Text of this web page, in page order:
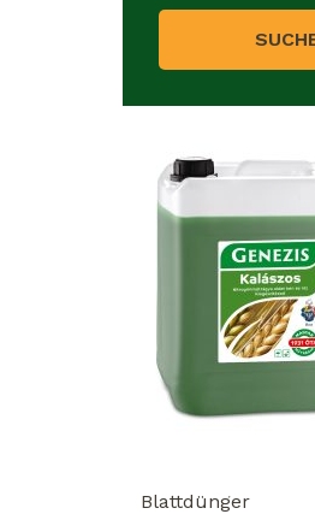
Blattdünger